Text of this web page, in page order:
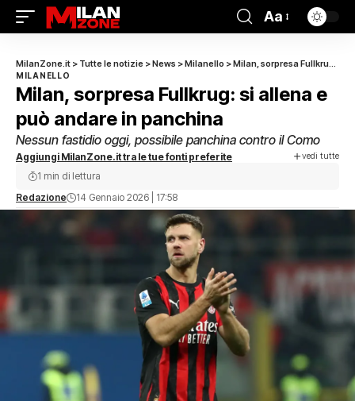
Aa
MilanZone.it > Tutte le notizie >News >Milanello >Milan, sorpresa Fullkrug: si allena e può andare in panchina
MILANELLO
Milan, sorpresa Fullkrug: si allena e
può andare in panchina
Nessun fastidio oggi, possibile panchina contro il Como
Aggiungi MilanZone.it tra le tue fonti preferite vedi tutte
Redazione 14 Gennaio 2026 | 17:58
1 min di lettura